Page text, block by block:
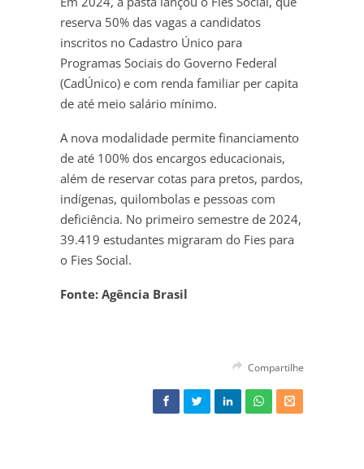
reserva 50% das vagas a candidatos
inscritos no Cadastro Único para
Programas Sociais do Governo Federal
(CadÚnico) e com renda familiar per capita
de até meio salário mínimo.
A nova modalidade permite financiamento
de até 100% dos encargos educacionais,
além de reservar cotas para pretos, pardos,
indígenas, quilombolas e pessoas com
deficiência. No primeiro semestre de 2024,
39.419 estudantes migraram do Fies para
o Fies Social.
Fonte: Agência Brasil
Compartilhe